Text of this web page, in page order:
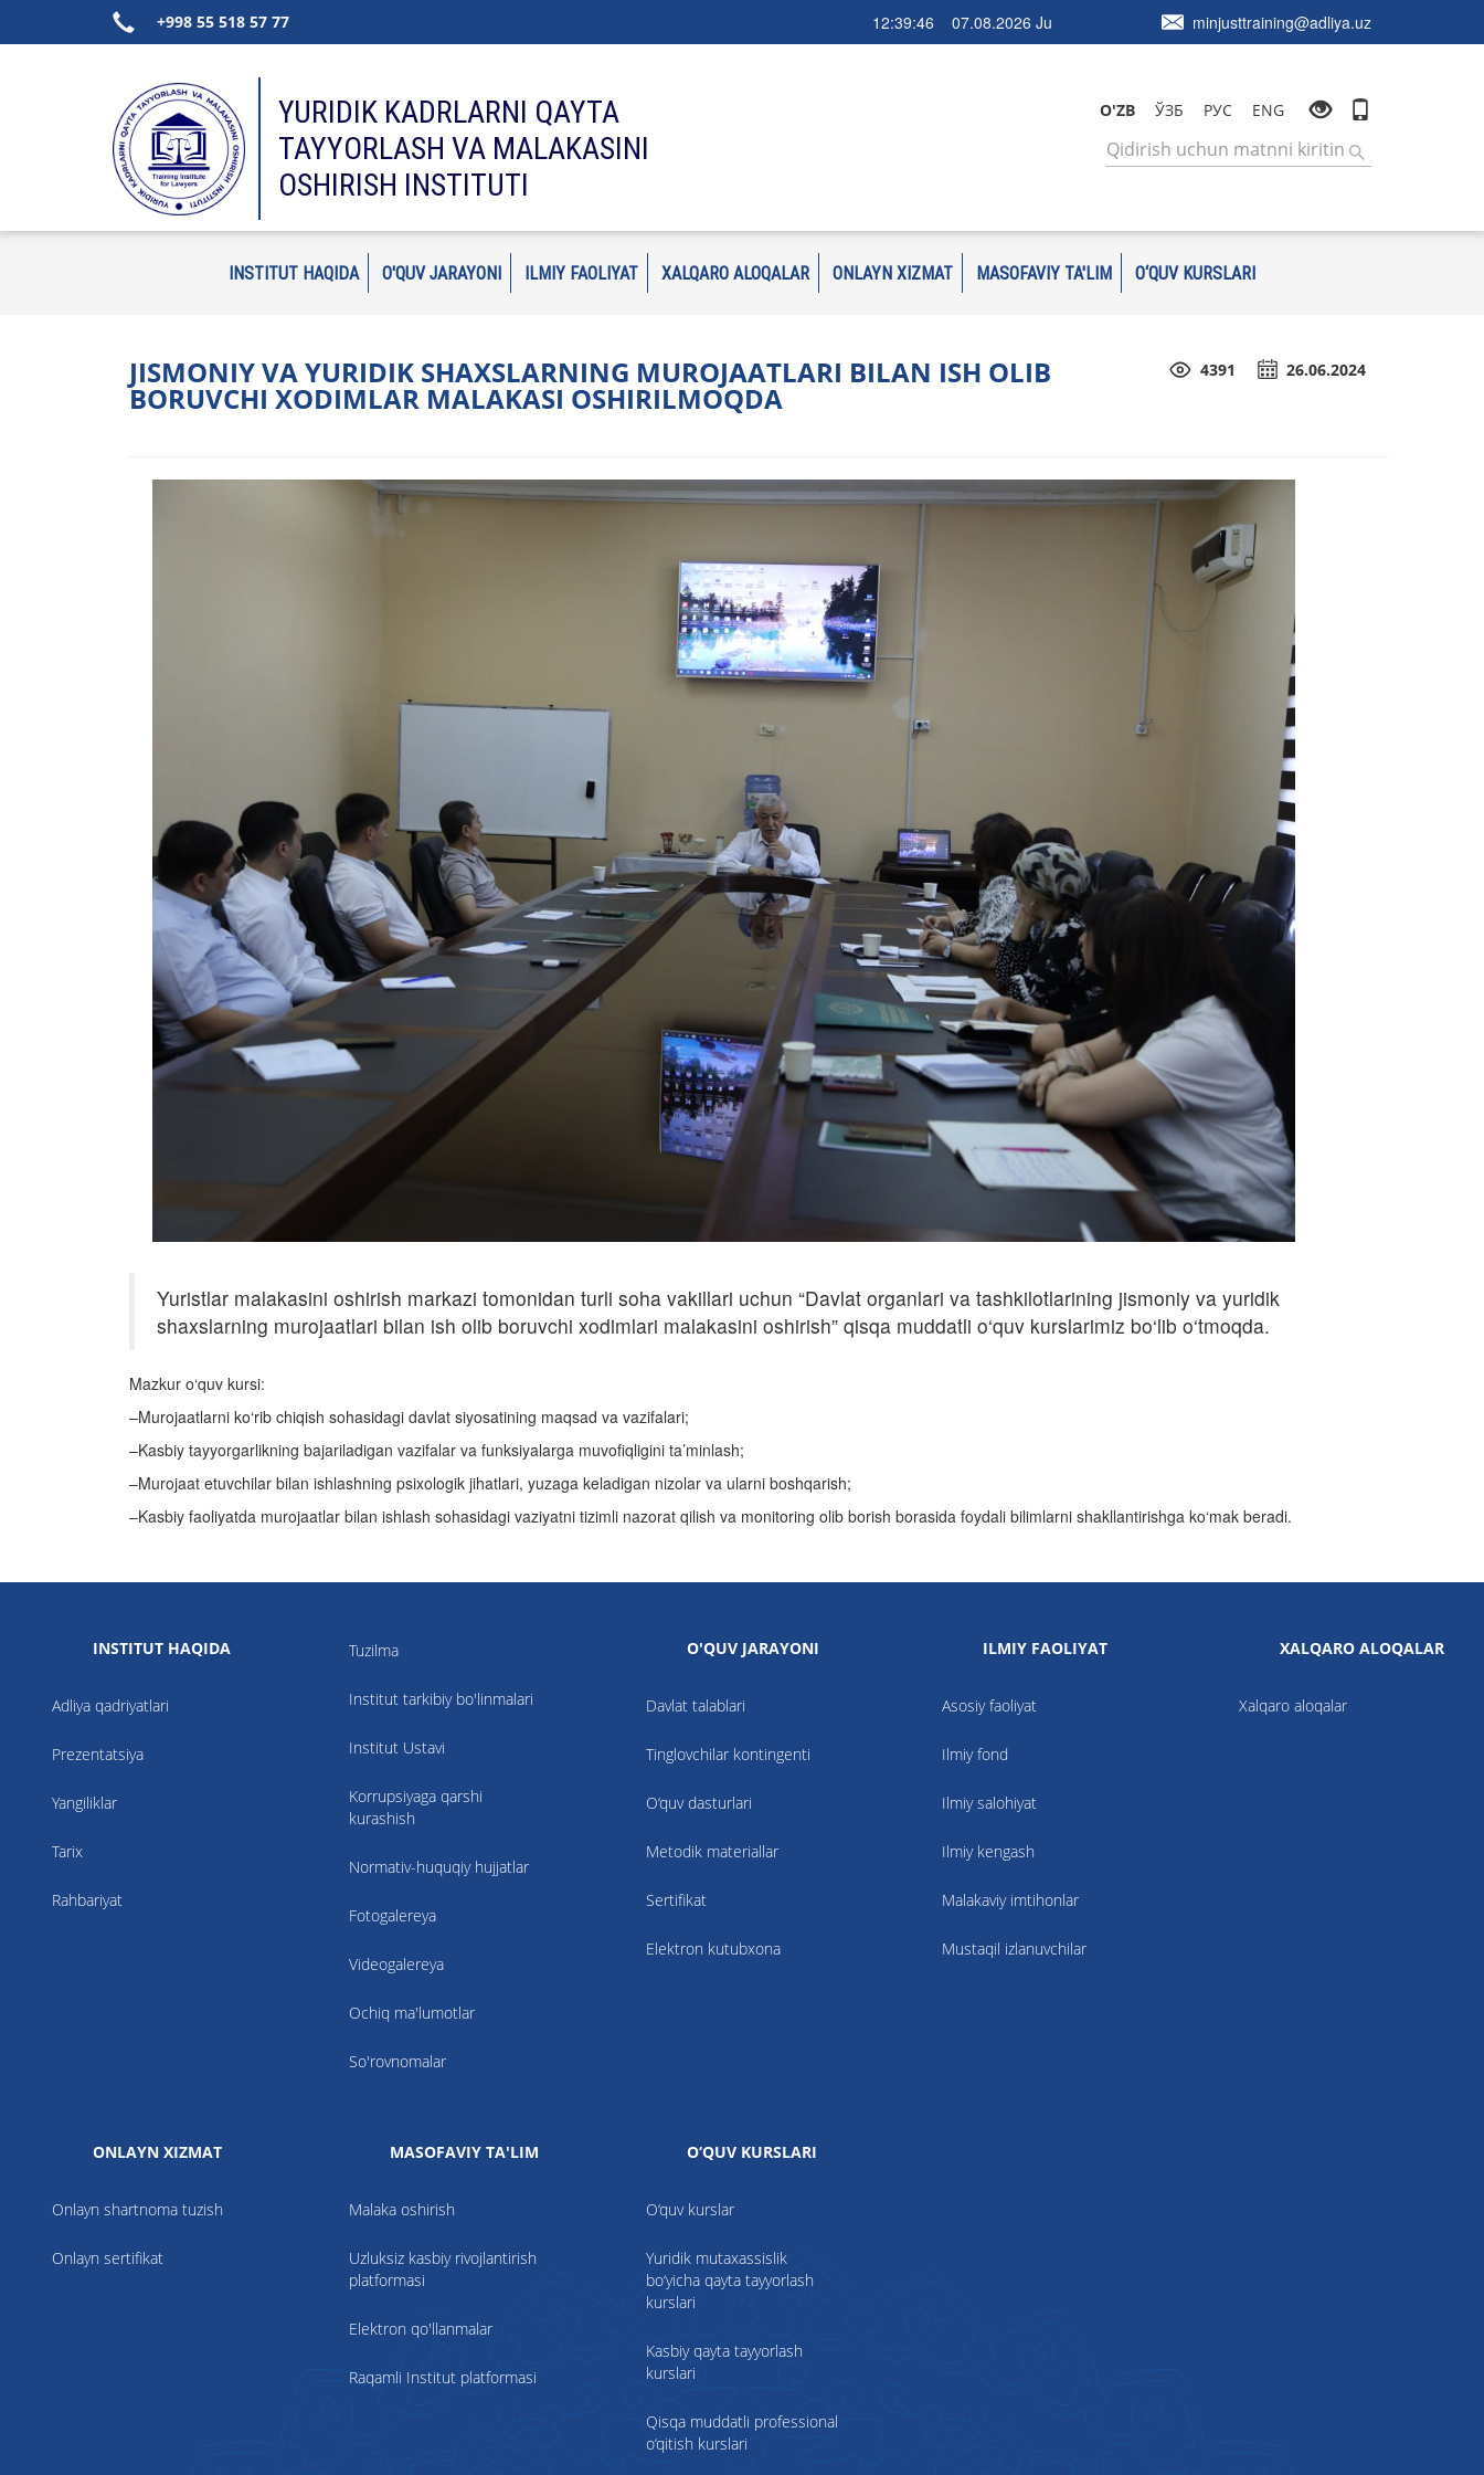
+998 55 518 57 77 12:39:47 07.08.2026 Ju minjusttraining@adliya.uz
YURIDIK KADRLARNI QAYTA
TAYYORLASH VA MALAKASINI
OSHIRISH INSTITUTI
O'ZB ЎЗБ РУС ENG
INSTITUT HAQIDA O'QUV JARAYONI ILMIY FAOLIYAT XALQARO ALOQALAR ONLAYN XIZMAT MASOFAVIY TA'LIM O‘QUV KURSLARI
JISMONIY VA YURIDIK SHAXSLARNING MUROJAATLARI BILAN ISH OLIB
BORUVCHI XODIMLAR MALAKASI OSHIRILMOQDA
26.06.2024
4391
Yuristlar malakasini oshirish markazi tomonidan turli soha vakillari uchun “Davlat organlari va tashkilotlarining jismoniy va yuridik
shaxslarning murojaatlari bilan ish olib boruvchi xodimlari malakasini oshirish” qisqa muddatli o‘quv kurslarimiz bo‘lib o‘tmoqda.
Mazkur o‘quv kursi:
–Murojaatlarni ko‘rib chiqish sohasidagi davlat siyosatining maqsad va vazifalari;
–Kasbiy tayyorgarlikning bajariladigan vazifalar va funksiyalarga muvofiqligini ta’minlash;
–Murojaat etuvchilar bilan ishlashning psixologik jihatlari, yuzaga keladigan nizolar va ularni boshqarish;
–Kasbiy faoliyatda murojaatlar bilan ishlash sohasidagi vaziyatni tizimli nazorat qilish va monitoring olib borish borasida foydali bilimlarni shakllantirishga ko‘mak beradi.
INSTITUT HAQIDA
Adliya qadriyatlari
Prezentatsiya
Yangiliklar
Tarix
Rahbariyat
Tuzilma
Institut tarkibiy bo'linmalari
Institut Ustavi
Korrupsiyaga qarshi
kurashish
Normativ-huquqiy hujjatlar
Fotogalereya
Videogalereya
Ochiq ma'lumotlar
So'rovnomalar
O'QUV JARAYONI
Davlat talablari
Tinglovchilar kontingenti
O‘quv dasturlari
Metodik materiallar
Sertifikat
Elektron kutubxona
ILMIY FAOLIYAT
Asosiy faoliyat
Ilmiy fond
Ilmiy salohiyat
Ilmiy kengash
Malakaviy imtihonlar
Mustaqil izlanuvchilar
XALQARO ALOQALAR
Xalqaro aloqalar
ONLAYN XIZMAT
Onlayn shartnoma tuzish
Onlayn sertifikat
MASOFAVIY TA'LIM
Malaka oshirish
Uzluksiz kasbiy rivojlantirish
platformasi
Elektron qo'llanmalar
Raqamli Institut platformasi
O‘QUV KURSLARI
O‘quv kurslar
Yuridik mutaxassislik
bo‘yicha qayta tayyorlash
kurslari
Kasbiy qayta tayyorlash
kurslari
Qisqa muddatli professional
o‘qitish kurslari